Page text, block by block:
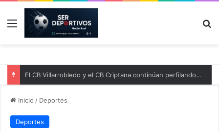
Menú
El CB Villarrobledo y el CB Criptana continúan perfilando sus plantillas
Inicio / Deportes
Deportes